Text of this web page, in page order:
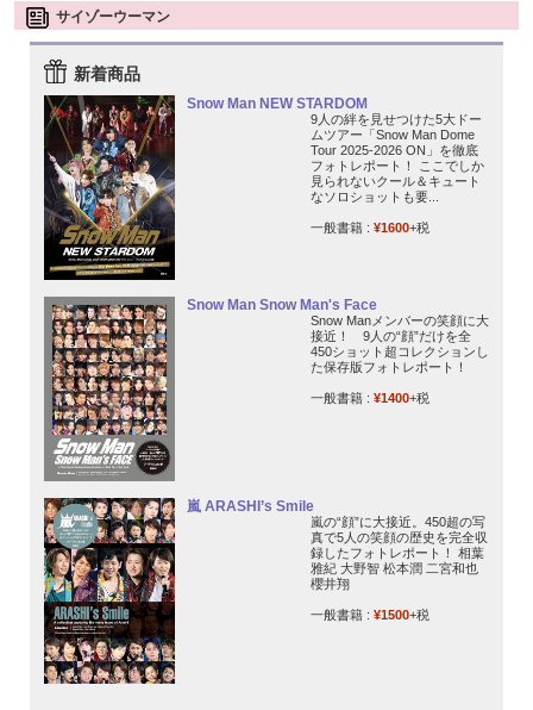
サイゾーウーマン
新着商品
Snow Man NEW STARDOM
9人の絆を見せつけた5大ドー
ムツアー「Snow Man Dome
Tour 2025-2026 ON」を徹底
フォトレポート！ ここでしか
見られないクール＆キュート
なソロショットも要...
一般書籍 : ¥1600+税
Snow Man Snow Man's Face
Snow Manメンバーの笑顔に大
接近！ 9人の“顔”だけを全
450ショット超コレクションし
た保存版フォトレポート！
一般書籍 : ¥1400+税
嵐 ARASHI’s Smile
嵐の“顔”に大接近。450超の写
真で5人の笑顔の歴史を完全収
録したフォトレポート！ 相葉
雅紀 大野智 松本潤 二宮和也
櫻井翔
一般書籍 : ¥1500+税